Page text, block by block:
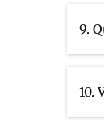
9.
10.